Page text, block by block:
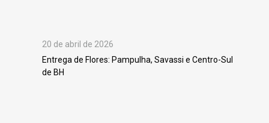
20 de abril de 2026
Entrega de Flores: Pampulha, Savassi e Centro-Sul
de BH